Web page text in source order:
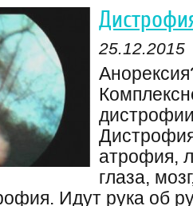
25.12.2015
атрофия,
глаза,
Идут рука об